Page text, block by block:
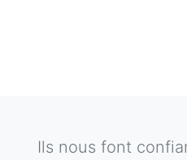
Ils nous font